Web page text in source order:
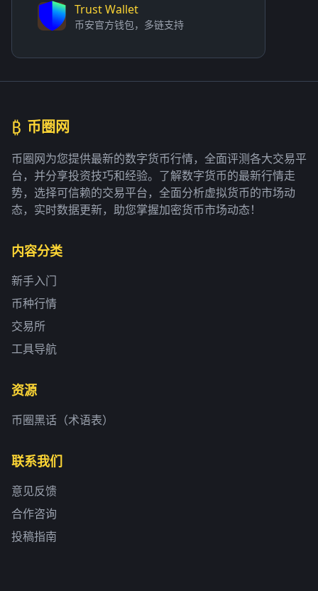
Trust Wallet
币安官方钱包，多链支持
₿ 币圈网
币圈网为您提供最新的数字货币行情，全面评测各大交易平
台，并分享投资技巧和经验。了解数字货币的最新行情走
势，选择可信赖的交易平台，全面分析虚拟货币的市场动
态，实时数据更新，助您掌握加密货币市场动态！
内容分类
新手入门
币种行情
交易所
工具导航
资源
币圈黑话（术语表）
联系我们
意见反馈
合作咨询
投稿指南